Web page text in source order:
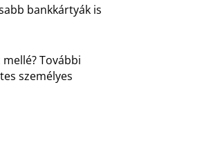
bankkártyák is
További
személyes